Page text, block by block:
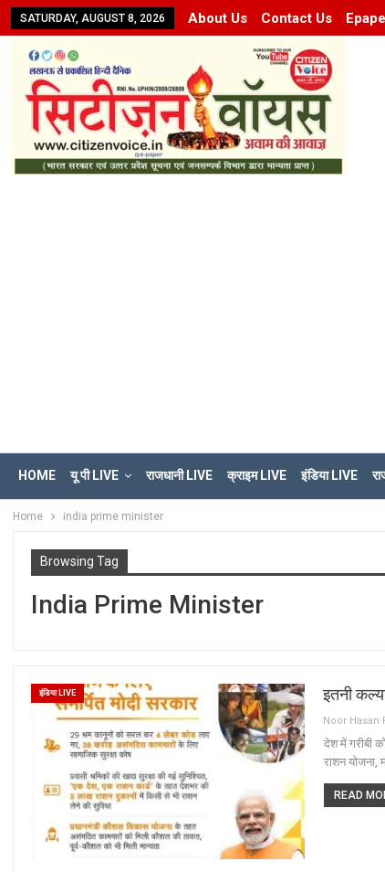
SATURDAY, AUGUST 8, 2026 About Us Contact Us
HOME यू पी LIVE राजधानी LIVE क्राइम LIVE इंडिया LIVE
Home india prime minister
Browsing Tag
India Prime Minister
इंडिया LIVE इतनी
Noor Hasan
देश में गरीबी
राशन योजना,
READ